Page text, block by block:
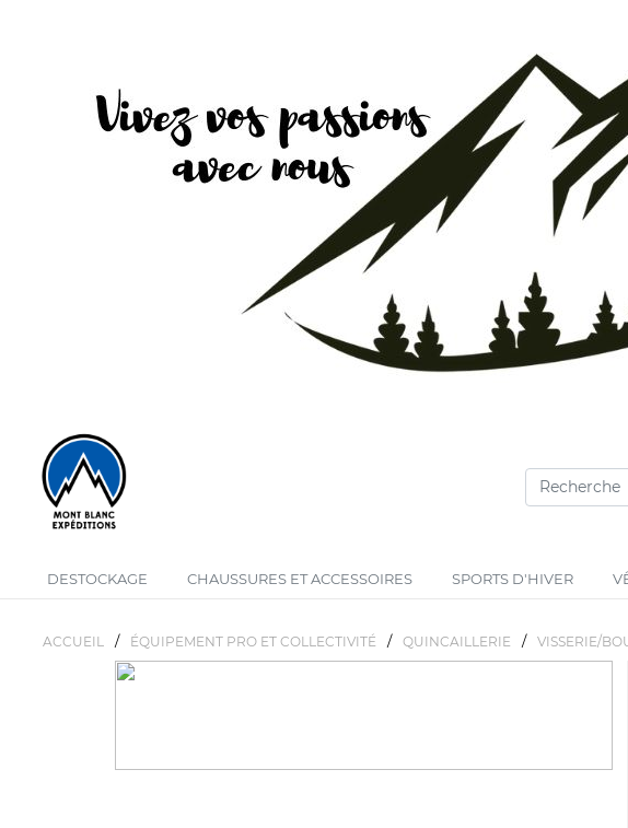
DESTOCKAGE CHAUSSURES ET ACCESSOIRES SPORTS D'HIVER
ACCUEIL / ÉQUIPEMENT PRO ET COLLECTIVITÉ / QUINCAILLERIE / VISSERIE/